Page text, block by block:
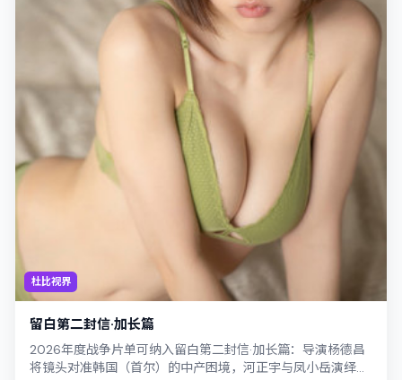
杜比视界
留白第二封信·加长篇
2026年度战争片单可纳入留白第二封信·加长篇：导演杨德昌
将镜头对准韩国（首尔）的中产困境，河正宇与凤小岳演绎兄